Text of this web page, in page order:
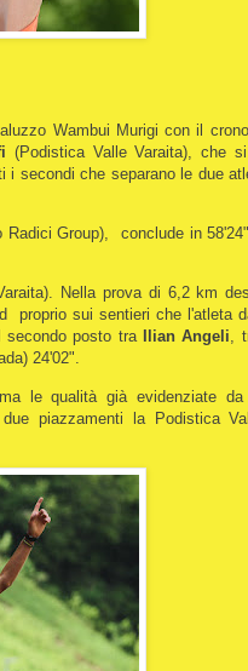
Wambui Murigi con il
(Podistica Valle Varaita), che
secondi che separano le due
Radici Group), conclude in
Nella prova di 6,2 km
proprio sui sentieri che l'atleta
secondo posto traIlian Angeli,
24'02".
le qualità già evidenziate
piazzamenti la Podistica